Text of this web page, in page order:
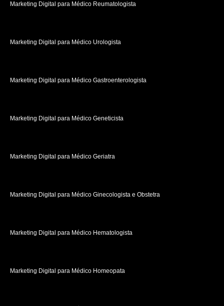
Marketing Digital para Médico Reumatologista
Marketing Digital para Médico Urologista
Marketing Digital para Médico Gastroenterologista
Marketing Digital para Médico Geneticista
Marketing Digital para Médico Geriatra
Marketing Digital para Médico Ginecologista e Obstetra
Marketing Digital para Médico Hematologista
Marketing Digital para Médico Homeopata